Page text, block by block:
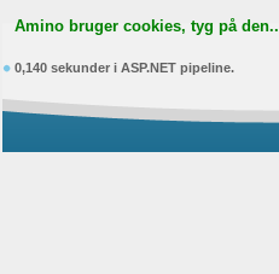
Amino bruger cookies, tyg på den..
0,140 sekunder i ASP.NET pipeline.